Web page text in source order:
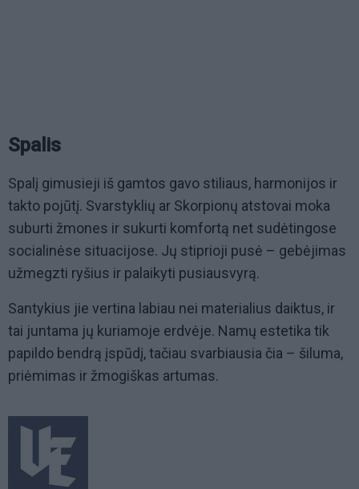
Spalis
Spalį gimusieji iš gamtos gavo stiliaus, harmonijos ir
takto pojūtį. Svarstyklių ar Skorpionų atstovai moka
suburti žmones ir sukurti komfortą net sudėtingose
socialinėse situacijose. Jų stiprioji pusė – gebėjimas
užmegzti ryšius ir palaikyti pusiausvyrą.
Santykius jie vertina labiau nei materialius daiktus, ir
tai juntama jų kuriamoje erdvėje. Namų estetika tik
papildo bendrą įspūdį, tačiau svarbiausia čia – šiluma,
priėmimas ir žmogiškas artumas.